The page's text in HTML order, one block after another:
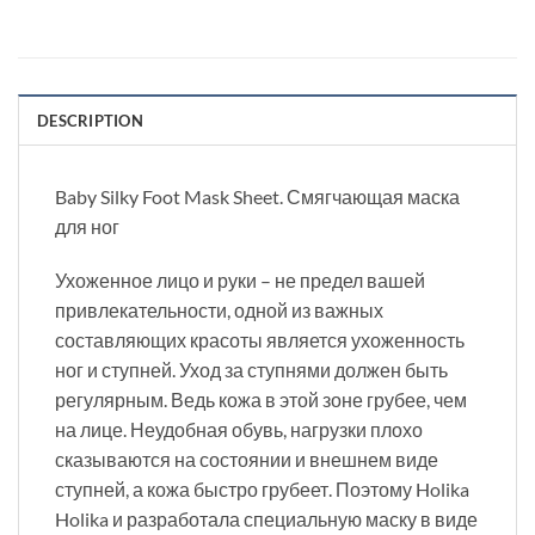
DESCRIPTION
Baby Silky Foot Mask Sheet. Смягчающая маска
для ног
Ухоженное лицо и руки – не предел вашей
привлекательности, одной из важных
составляющих красоты является ухоженность
ног и ступней. Уход за ступнями должен быть
регулярным. Ведь кожа в этой зоне грубее, чем
на лице. Неудобная обувь, нагрузки плохо
сказываются на состоянии и внешнем виде
ступней, а кожа быстро грубеет. Поэтому Holika
Holika и разработала специальную маску в виде